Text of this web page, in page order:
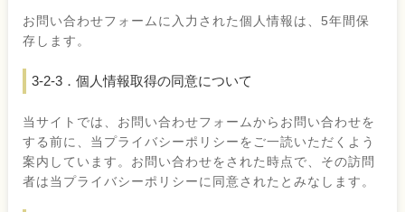
お問い合わせフォームに入力された個人情報は、5年間保
存します。
3-2-3．個人情報取得の同意について
当サイトでは、お問い合わせフォームからお問い合わせを
する前に、当プライバシーポリシーをご一読いただくよう
案内しています。お問い合わせをされた時点で、その訪問
者は当プライバシーポリシーに同意されたとみなします。